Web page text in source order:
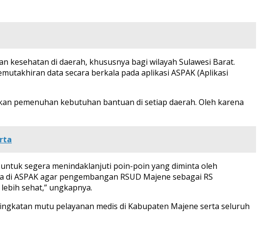
di daerah, khususnya bagi wilayah Sulawesi Barat.
data secara berkala pada aplikasi ASPAK (Aplikasi
pemenuhan kebutuhan bantuan di setiap daerah. Oleh karena
segera menindaklanjuti poin-poin yang diminta oleh
ASPAK agar pengembangan RSUD Majene sebagai RS
sehat,” ungkapnya.
mutu pelayanan medis di Kabupaten Majene serta seluruh